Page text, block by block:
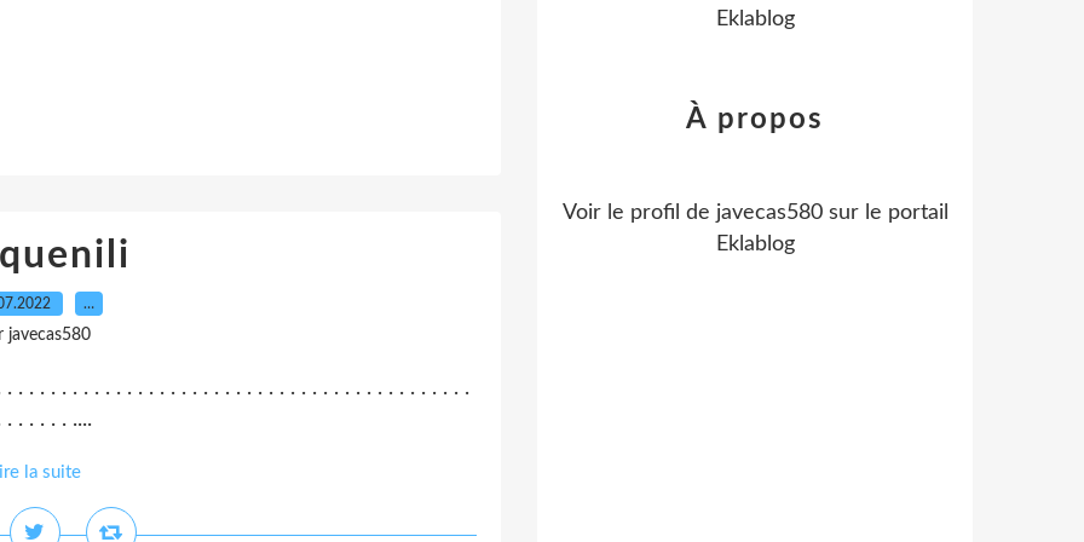
…
javecas580
. . . . . . . . . . . . . . . . . . . . . . . . . . . . . . . . . . . . . . . . . .
. . . . . . ....
la suite
Eklablog
À propos
Voir le profil de javecas580sur le portail
Eklablog